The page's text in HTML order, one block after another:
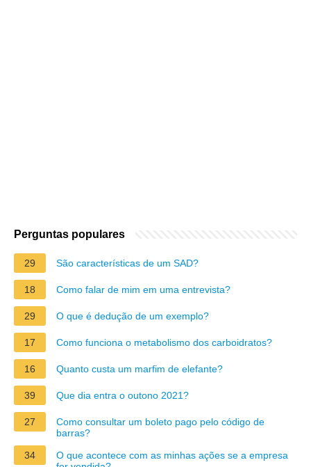
Perguntas populares
29 São características de um SAD?
18 Como falar de mim em uma entrevista?
29 O que é dedução de um exemplo?
17 Como funciona o metabolismo dos carboidratos?
16 Quanto custa um marfim de elefante?
39 Que dia entra o outono 2021?
27
Como consultar um boleto pago pelo código de
barras?
34
O que acontece com as minhas ações se a empresa